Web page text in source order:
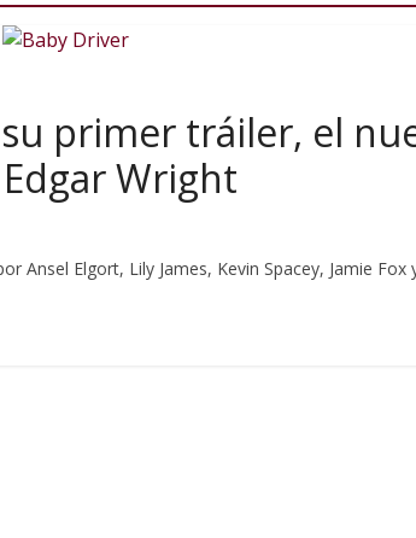
primer tráiler, el
Wright
Ansel Elgort, Lily James, Kevin Spacey, Jamie Fox